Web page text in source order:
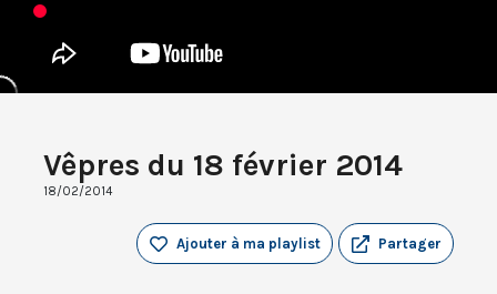
Vêpres du 18 février 2014
18/02/2014
Partager
Ajouter à ma playlist